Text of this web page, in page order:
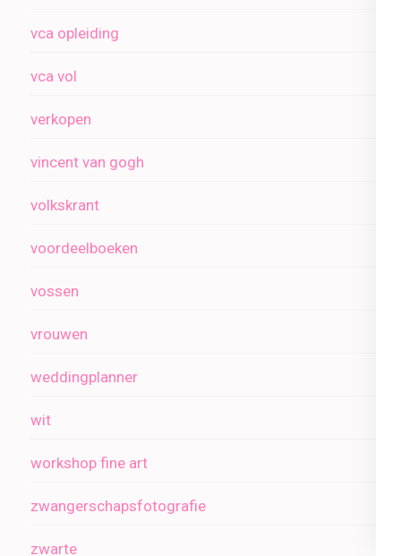
vca opleiding
vca vol
verkopen
vincent van gogh
volkskrant
voordeelboeken
vossen
vrouwen
weddingplanner
wit
workshop fine art
zwangerschapsfotografie
zwarte